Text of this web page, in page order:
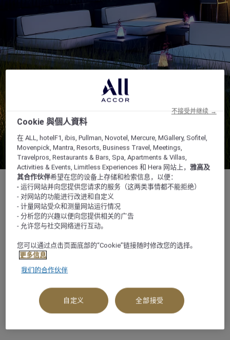
Sukhumvit Soi 15 Sukhumvit Road, Klong Toei
Nuea Wattana, 10110, bangkok, 泰国
+66 2 119 3100
Cookie 與個人資料
在 ALL, hotelF1, ibis, Pullman, Novotel, Mercure, MGallery, Sofitel,
Movenpick, Mantra, Resorts, Business Travel, Meetings,
Travelpros, Restaurants & Bars, Spa, Apartments & Villas,
Activities & Events, Limitless Experiences 和 Hera 网站上，雅高及
其合作伙伴希望在您的设备上存储和检索信息，以便：
- 运行网站并向您提供您请求的服务（这两类事情都不能拒绝）
- 对网站的功能进行改进和自定义
- 计量网站受众和测量网站运行情况
- 分析您的兴趣以便向您提供相关的广告
- 允许您与社交网络进行互动。
您可以通过点击页面底部的“Cookie”链接随时修改您的选择。
更多信息
我们的合作伙伴
自定义 全部接受
不接受并继续 →